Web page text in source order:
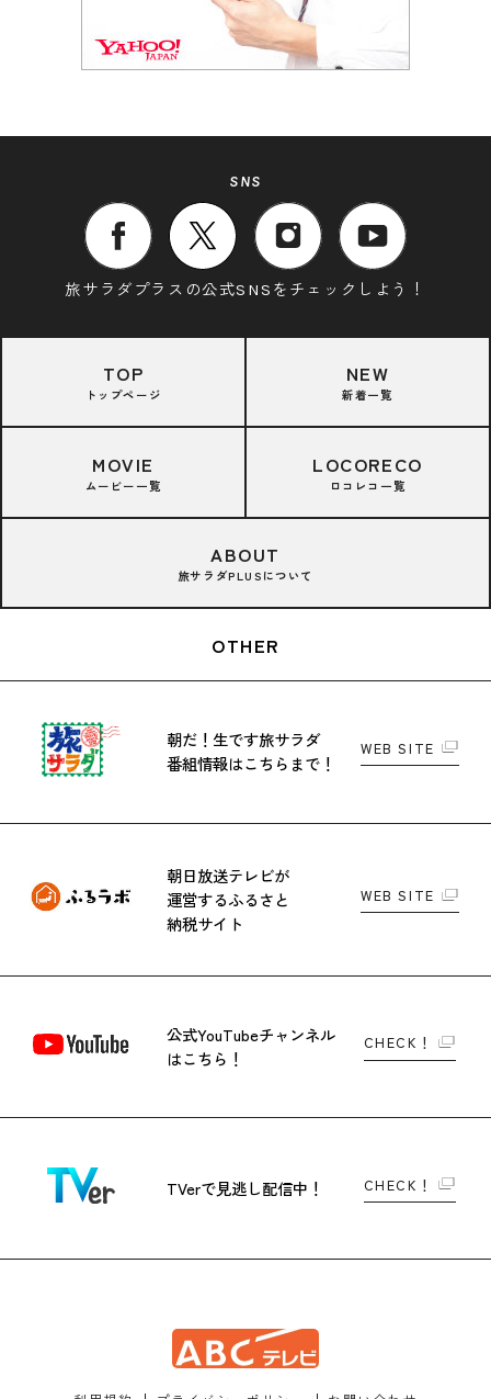
SNS
旅サラダプラスの公式SNSをチェックしよう！
TOP
トップページ
NEW
新着一覧
MOVIE
ムービー一覧
LOCORECO
ロコレコ一覧
ABOUT
旅サラダPLUSについて
OTHER
朝だ！生です旅サラダ
番組情報はこちらまで！
WEB SITE
朝日放送テレビが
運営するふるさと
納税サイト
WEB SITE
公式YouTubeチャンネル
はこちら！
CHECK！
TVerで見逃し配信中！ CHECK！